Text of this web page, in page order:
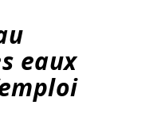
eaux